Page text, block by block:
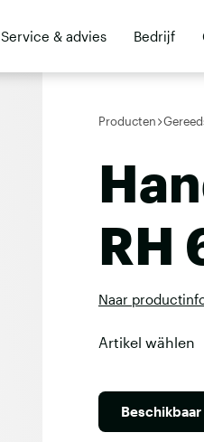
Service & advies Bedrijf
Producten
RH
Naar
Artikel wählen